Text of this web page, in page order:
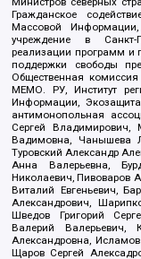
Гражданское
Массовой
учреждение в Санкт-
реализации программ и
поддержки свободы
Общественная
МЕМО. РУ, Институт
Информации,
антимонопольная
Сергей
Вадимовна, Чанышева
Туровский Александр
Анна Валерьевна,
Николаевич, Пивоваров
Виталий Евгеньевич,
Александрович,
Шведов Григорий
Валерий Валерьевич,
Александровна,
Щаров Сергей